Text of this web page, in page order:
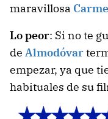
maravillosa
Lo peor: Si no te
de Almodóvar
empezar, ya que
habituales de su